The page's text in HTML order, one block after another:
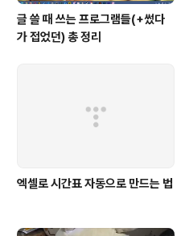
글 쓸 때 쓰는 프로그램들(+썼다
가 접었던) 총 정리
엑셀로 시간표 자동으로 만드는 법